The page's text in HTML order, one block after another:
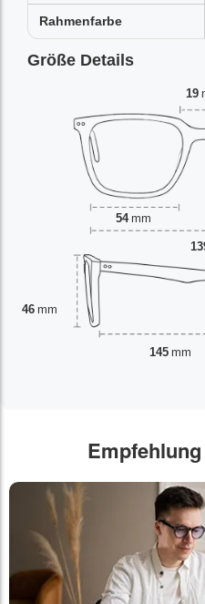
Rahmenfarbe
Größe Details
19
54 mm
46 mm
145 mm